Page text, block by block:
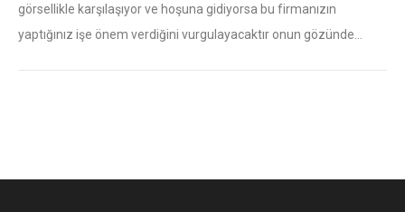
görsellikle karşılaşıyor ve hoşuna gidiyorsa bu firmanızın
yaptığınız işe önem verdiğini vurgulayacaktır onun gözünde…